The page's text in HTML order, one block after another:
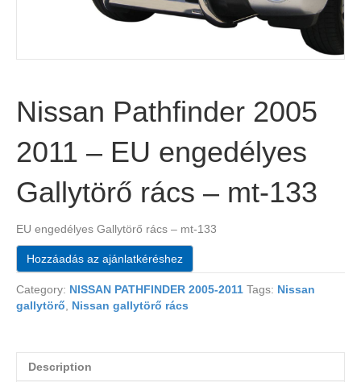
Nissan Pathfinder 2005
2011 – EU engedélyes
Gallytörő rács – mt-133
EU engedélyes Gallytörő rács – mt-133
Hozzáadás az ajánlatkéréshez
Category: NISSAN PATHFINDER 2005-2011 Tags: Nissan
gallytörő, Nissan gallytörő rács
Description